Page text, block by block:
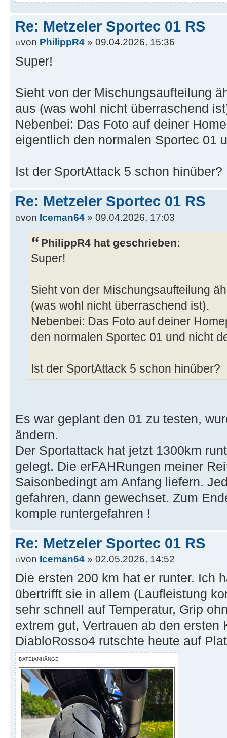
Re: Metzeler Sportec 01 RS
von PhilippR4 » 09.04.2026, 15:36
Super!
Sieht von der Mischungsaufteilung
aus (was wohl nicht überraschend
Nebenbei: Das Foto auf deiner
eigentlich den normalen Sportec 01
Ist der SportAttack 5 schon hinüber?
Re: Metzeler Sportec 01 RS
von Iceman64 » 09.04.2026, 17:03
PhilippR4 hat geschrieben:
Super!
Sieht von der Mischungsaufteilung
(was wohl nicht überraschend ist).
Nebenbei: Das Foto auf deiner
den normalen Sportec 01 und nicht
Ist der SportAttack 5 schon hinüber?
Es war geplant den 01 zu testen,
ändern.
Der Sportattack hat jetzt 1300km
gelegt. Die erFAHRungen meiner
Saisonbedingt am Anfang liefern.
gefahren, dann gewechset. Zum
komple runtergefahren !
Re: Metzeler Sportec 01 RS
von Iceman64 » 02.05.2026, 14:52
Die ersten 200 km hat er runter. Ich
übertrifft sie in allem (Laufleistung
sehr schnell auf Temperatur, Grip
extrem gut, Vertrauen ab den ersten
DiabloRosso4 rutschte heute auf
DATEIANHÄNGE